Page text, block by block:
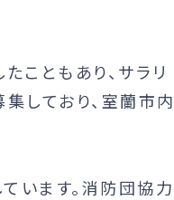
こともあり、サラリ
しており、室蘭市内
います。消防団協力